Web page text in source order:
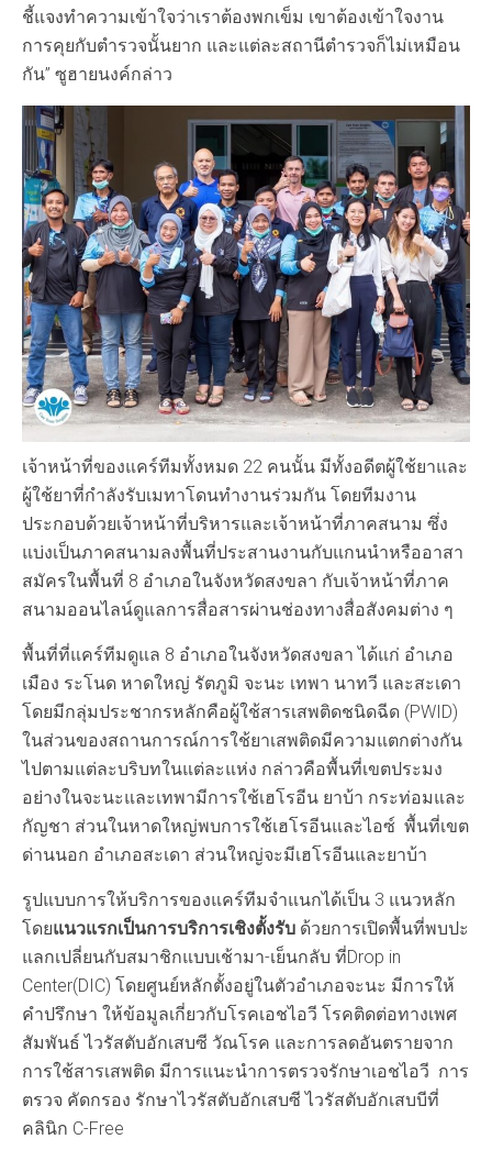
ชี้แจงทำความเข้าใจว่าเราต้องพกเข็ม เขาต้องเข้าใจงาน
การคุยกับตำรวจนั้นยาก และแต่ละสถานีตำรวจก็ไม่เหมือน
กัน” ซูฮายนงค์กล่าว
เจ้าหน้าที่ของแคร์ทีมทั้งหมด 22 คนนั้น มีทั้งอดีตผู้ใช้ยาและ
ผู้ใช้ยาที่กำลังรับเมทาโดนทำงานร่วมกัน โดยทีมงาน
ประกอบด้วยเจ้าหน้าที่บริหารและเจ้าหน้าที่ภาคสนาม ซึ่ง
แบ่งเป็นภาคสนามลงพื้นที่ประสานงานกับแกนนำหรืออาสา
สมัครในพื้นที่ 8 อำเภอในจังหวัดสงขลา กับเจ้าหน้าที่ภาค
สนามออนไลน์ดูแลการสื่อสารผ่านช่องทางสื่อสังคมต่าง ๆ
พื้นที่ที่แคร์ทีมดูแล 8 อำเภอในจังหวัดสงขลา ได้แก่ อำเภอ
เมือง ระโนด หาดใหญ่ รัตภูมิ จะนะ เทพา นาทวี และสะเดา
โดยมีกลุ่มประชากรหลักคือผู้ใช้สารเสพติดชนิดฉีด (PWID)
ในส่วนของสถานการณ์การใช้ยาเสพติดมีความแตกต่างกัน
ไปตามแต่ละบริบทในแต่ละแห่ง กล่าวคือพื้นที่เขตประมง
อย่างในจะนะและเทพามีการใช้เฮโรอีน ยาบ้า กระท่อมและ
กัญชา ส่วนในหาดใหญ่พบการใช้เฮโรอีนและไอซ์ พื้นที่เขต
ด่านนอก อำเภอสะเดา ส่วนใหญ่จะมีเฮโรอีนและยาบ้า
รูปแบบการให้บริการของแคร์ทีมจำแนกได้เป็น 3 แนวหลัก
โดยแนวแรกเป็นการบริการเชิงตั้งรับ ด้วยการเปิดพื้นที่พบปะ
แลกเปลี่ยนกับสมาชิกแบบเช้ามา-เย็นกลับ ที่Drop in
Center(DIC) โดยศูนย์หลักตั้งอยู่ในตัวอำเภอจะนะ มีการให้
คำปรึกษา ให้ข้อมูลเกี่ยวกับโรคเอชไอวี โรคติดต่อทางเพศ
สัมพันธ์ ไวรัสตับอักเสบซี วัณโรค และการลดอันตรายจาก
การใช้สารเสพติด มีการแนะนำการตรวจรักษาเอชไอวี การ
ตรวจ คัดกรอง รักษาไวรัสตับอักเสบซี ไวรัสตับอักเสบบีที่
คลินิก C-Free